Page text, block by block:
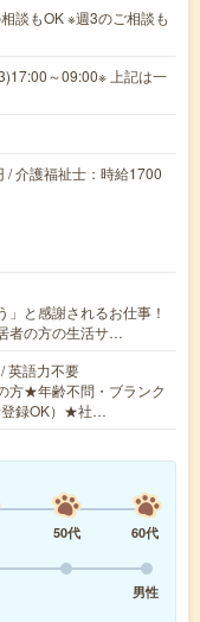
談もOK ※週3のご相談も
～09:00※ 上記は一
/ 介護福祉士：時給1700
と感謝されるお仕事！
者の方の生活サ…
英語力不要
方★年齢不問・ブランク
登録OK）★社…
50代
60代
男性